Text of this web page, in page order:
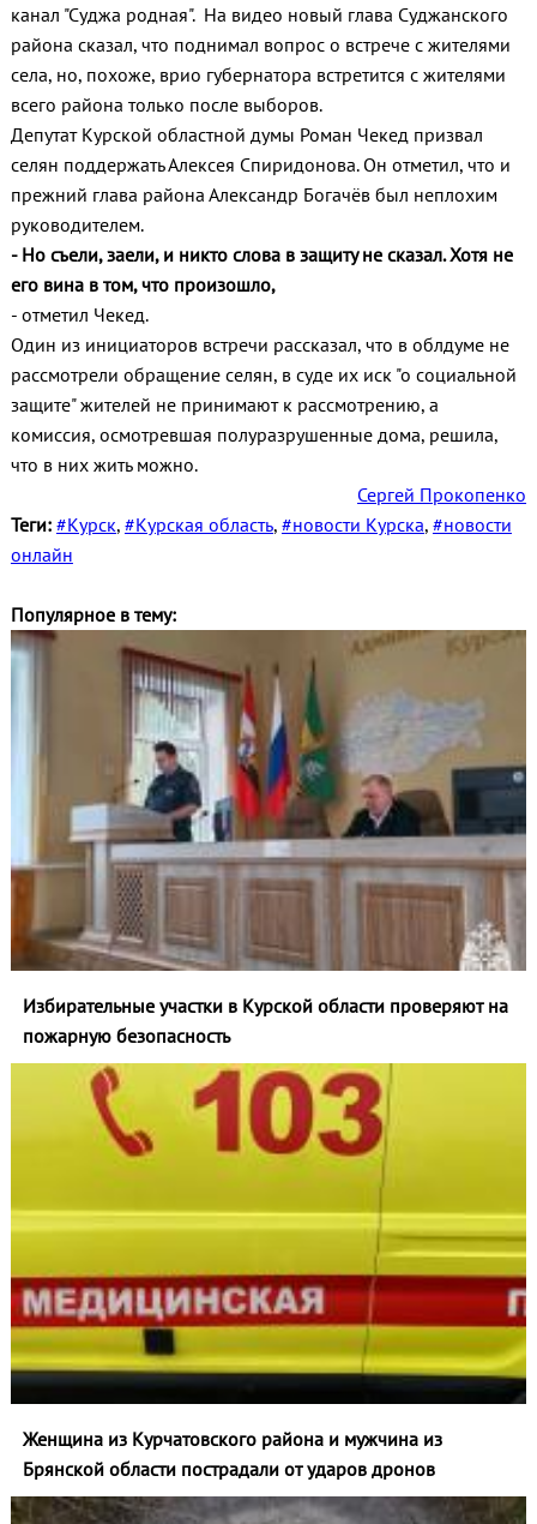
канал "Суджа родная". На видео новый глава Суджанского
района сказал, что поднимал вопрос о встрече с жителями
села, но, похоже, врио губернатора встретится с жителями
всего района только после выборов.
Депутат Курской областной думы Роман Чекед призвал
селян поддержать Алексея Спиридонова. Он отметил, что и
прежний глава района Александр Богачёв был неплохим
руководителем.
- Но съели, заели, и никто слова в защиту не сказал. Хотя не
его вина в том, что произошло,
- отметил Чекед.
Один из инициаторов встречи рассказал, что в облдуме не
рассмотрели обращение селян, в суде их иск "о социальной
защите" жителей не принимают к рассмотрению, а
комиссия, осмотревшая полуразрушенные дома, решила,
что в них жить можно.
Сергей Прокопенко
Теги: #Курск, #Курская область, #новости Курска, #новости
онлайн
Популярное в тему:
Избирательные участки в Курской области проверяют на
пожарную безопасность
Женщина из Курчатовского района и мужчина из
Брянской области пострадали от ударов дронов